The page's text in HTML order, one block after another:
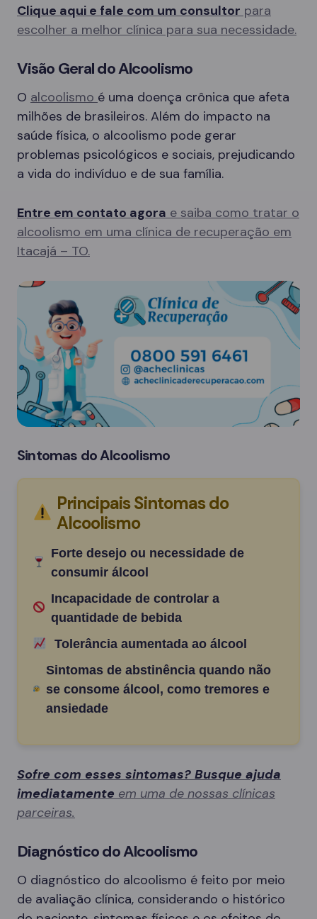
Clique aqui e fale com um consultor para
escolher a melhor clínica para sua necessidade.
Visão Geral do Alcoolismo
O alcoolismo é uma doença crônica que afeta
milhões de brasileiros. Além do impacto na
saúde física, o alcoolismo pode gerar
problemas psicológicos e sociais, prejudicando
a vida do indivíduo e de sua família.
Entre em contato agora e saiba como tratar o
alcoolismo em uma clínica de recuperação em
Itacajá – TO.
Sintomas do Alcoolismo
Principais Sintomas do
Alcoolismo
Forte desejo ou necessidade de
consumir álcool
Incapacidade de controlar a
quantidade de bebida
Tolerância aumentada ao álcool
Sintomas de abstinência quando não
se consome álcool, como tremores e
ansiedade
Sofre com esses sintomas? Busque ajuda
imediatamente em uma de nossas clínicas
parceiras.
Diagnóstico do Alcoolismo
O diagnóstico do alcoolismo é feito por meio
de avaliação clínica, considerando o histórico